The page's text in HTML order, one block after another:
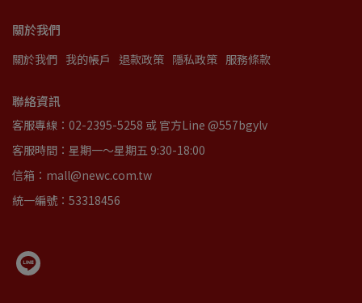
關於我們
關於我們 我的帳戶 退款政策 隱私政策 服務條款
聯絡資訊
客服專線：02-2395-5258 或 官方Line @557bgylv
客服時間：星期一～星期五 9:30-18:00
信箱：mall@newc.com.tw
統一編號：53318456